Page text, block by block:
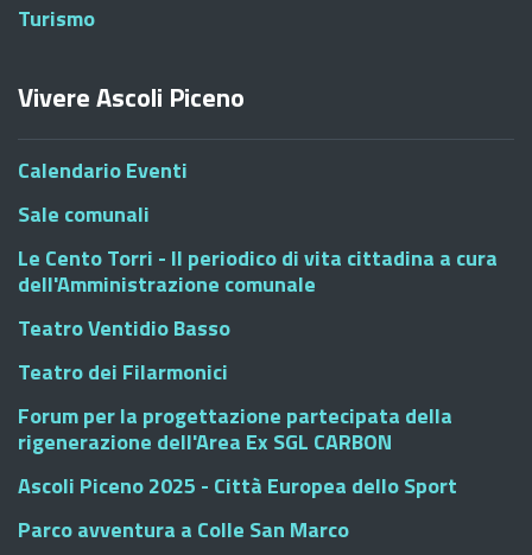
Turismo
Vivere Ascoli Piceno
Calendario Eventi
Sale comunali
Le Cento Torri - Il periodico di vita cittadina a cura
dell'Amministrazione comunale
Teatro Ventidio Basso
Teatro dei Filarmonici
Forum per la progettazione partecipata della
rigenerazione dell'Area Ex SGL CARBON
Ascoli Piceno 2025 - Città Europea dello Sport
Parco avventura a Colle San Marco